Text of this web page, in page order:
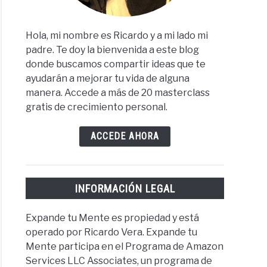
Hola, mi nombre es Ricardo y a mi lado mi
padre. Te doy la bienvenida a este blog
donde buscamos compartir ideas que te
ayudarán a mejorar tu vida de alguna
manera. Accede a más de 20 masterclass
gratis de crecimiento personal.
ACCEDE AHORA
INFORMACIÓN LEGAL
Expande tu Mente es propiedad y está
operado por Ricardo Vera. Expande tu
Mente participa en el Programa de Amazon
Services LLC Associates, un programa de